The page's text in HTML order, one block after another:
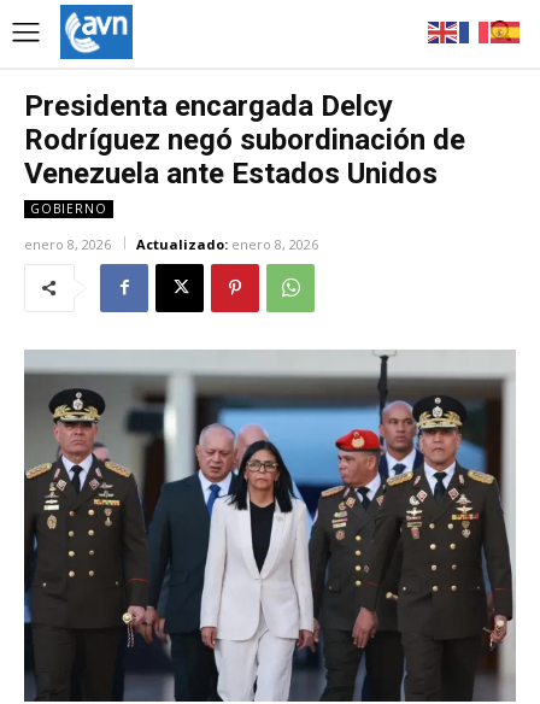
Presidenta encargada Delcy
Rodríguez negó subordinación de
Venezuela ante Estados Unidos
GOBIERNO
enero 8, 2026 Actualizado: enero 8, 2026